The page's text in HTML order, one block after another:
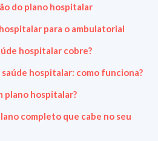
do plano hospitalar
para o ambulatorial
hospitalar cobre?
hospitalar: como funciona?
plano hospitalar?
completo que cabe no seu